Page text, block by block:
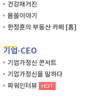
건강매거진
몸쓸이야기
한정훈의 부동산 카페 [홈]
기업·CEO
기업가정신 콘서트
기업가정신을 말하다
파워인터뷰
HOT